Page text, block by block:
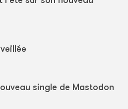
single de Mastodon